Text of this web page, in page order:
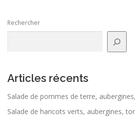
Rechercher
Articles récents
Salade de pommes de terre,
Salade de haricots verts, aubergines,